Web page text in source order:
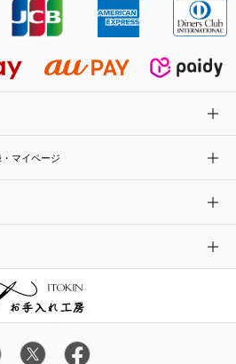
ート
ク
ンジャーバッグ
グランス
マイページ